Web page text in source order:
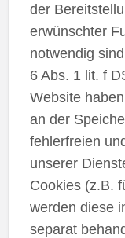
der
erwünschter
notwendig
6 Abs. 1 lit. f
Website
an der
fehlerfreien
unserer
Cookies (z.B.
werden diese
separat